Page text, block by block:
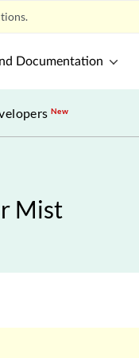
Documentation
New
Mist